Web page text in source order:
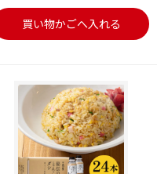
買い物かごへ入れる